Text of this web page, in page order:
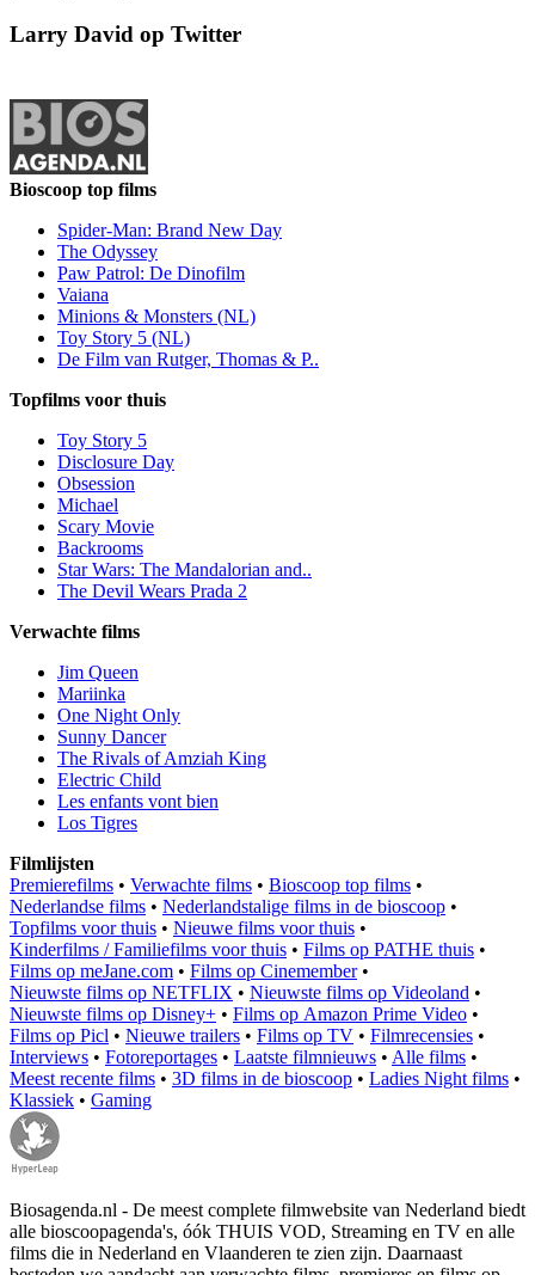
Larry David op Twitter
Bioscoop top films
Spider-Man: Brand New Day
The Odyssey
Paw Patrol: De Dinofilm
Vaiana
Minions & Monsters (NL)
Toy Story 5 (NL)
De Film van Rutger, Thomas & P..
Topfilms voor thuis
Toy Story 5
Disclosure Day
Obsession
Michael
Scary Movie
Backrooms
Star Wars: The Mandalorian and..
The Devil Wears Prada 2
Verwachte films
Jim Queen
Mariinka
One Night Only
Sunny Dancer
The Rivals of Amziah King
Electric Child
Les enfants vont bien
Los Tigres
Filmlijsten
Premierefilms • Verwachte films • Bioscoop top films •
Nederlandse films • Nederlandstalige films in de bioscoop •
Topfilms voor thuis • Nieuwe films voor thuis •
Kinderfilms / Familiefilms voor thuis • Films op PATHE thuis •
Films op meJane.com • Films op Cinemember•
Nieuwste films op NETFLIX • Nieuwste films op Videoland •
Nieuwste films op Disney+ • Films op Amazon Prime Video •
Films op Picl • Nieuwe trailers • Films op TV • Filmrecensies •
Interviews • Fotoreportages • Laatste filmnieuws • Alle films •
Meest recente films • 3D films in de bioscoop • Ladies Night films •
Klassiek • Gaming
Biosagenda.nl - De meest complete filmwebsite van Nederland biedt
alle bioscoopagenda's, óók THUIS VOD, Streaming en TV en alle
films die in Nederland en Vlaanderen te zien zijn. Daarnaast